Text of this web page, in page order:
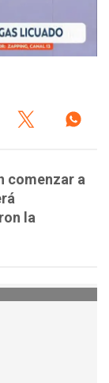
comenzar a
la